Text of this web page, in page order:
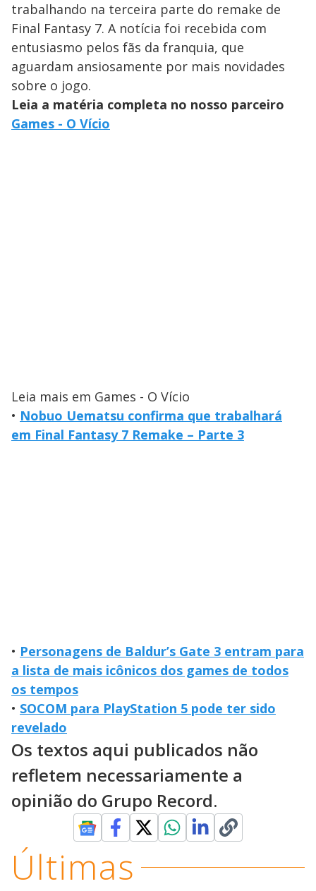
trabalhando na terceira parte do remake de
Final Fantasy 7. A notícia foi recebida com
entusiasmo pelos fãs da franquia, que
aguardam ansiosamente por mais novidades
sobre o jogo.
Leia a matéria completa no nosso parceiro
Games - O Vício
Leia mais em Games - O Vício
• Nobuo Uematsu confirma que trabalhará
em Final Fantasy 7 Remake – Parte 3
• Personagens de Baldur’s Gate 3 entram para
a lista de mais icônicos dos games de todos
os tempos
• SOCOM para PlayStation 5 pode ter sido
revelado
Os textos aqui publicados não
refletem necessariamente a
opinião do Grupo Record.
Últimas